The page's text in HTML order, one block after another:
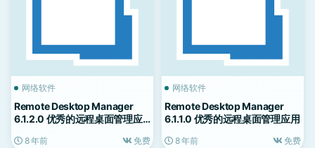
网络软件
Remote Desktop Manager
6.1.2.0 优秀的远程桌面管理应
8 年前 免费
网络软件
Remote Desktop Manager
6.1.1.0 优秀的远程桌面管理应用
8 年前 免费